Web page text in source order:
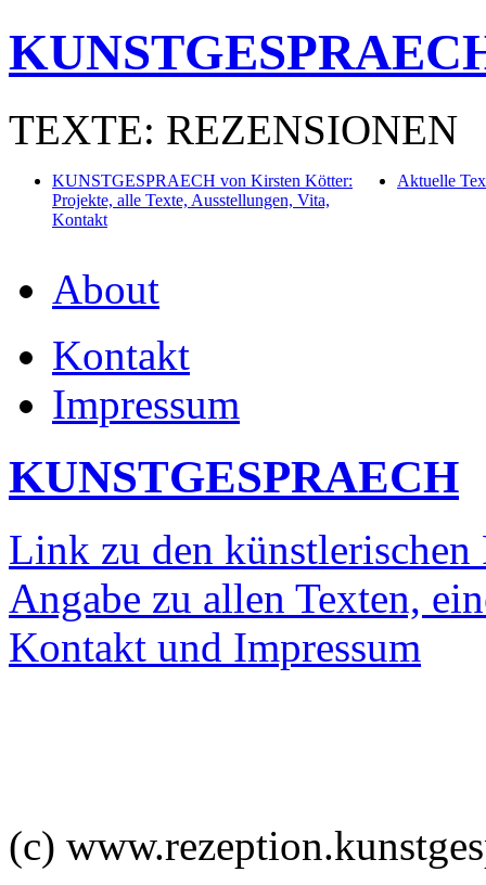
TEXTE: REZENSIONEN
KUNSTGESPRAECH von Kirsten Kötter:
Projekte, alle Texte, Ausstellungen, Vita,
Kontakt
Aktuelle
About
Kontakt
Impressum
KUNSTGESPRAECH
Link zu den
Angabe zu allen Texten,
Kontakt und Impressum
(c)